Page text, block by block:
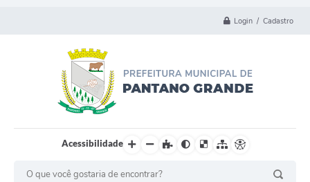
Login / Cadastro
Acessibilidade